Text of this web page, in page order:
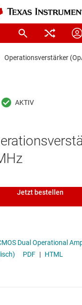
Operationsverstärker
Jetzt bestellen
Operational Amplifiers datasheet (Rev.
PDF | HTML